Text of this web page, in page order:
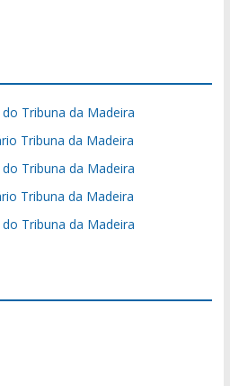
Tribuna da Madeira
Tribuna da Madeira
Tribuna da Madeira
Tribuna da Madeira
Tribuna da Madeira